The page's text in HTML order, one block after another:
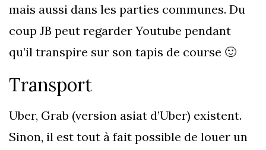
mais aussi dans les parties communes. Du
coup JB peut regarder Youtube pendant
qu’il transpire sur son tapis de course 🙂
Transport
Uber, Grab (version asiat d’Uber) existent.
Sinon, il est tout à fait possible de louer un